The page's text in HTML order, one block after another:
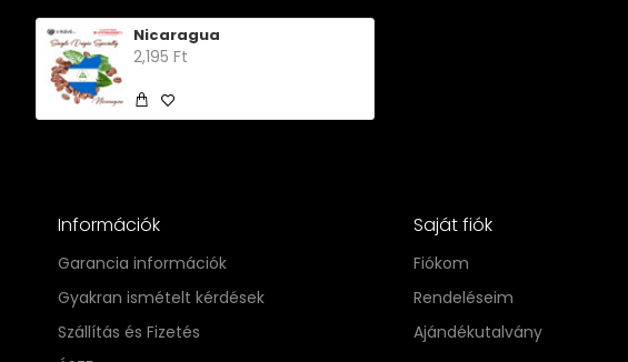
Nicaragua
2,195 Ft
Információk
Garancia információk
Gyakran ismételt kérdések
Szállítás és Fizetés
Saját fiók
Fiókom
Rendeléseim
Ajándékutalvány